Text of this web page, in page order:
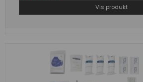
Vis produkt